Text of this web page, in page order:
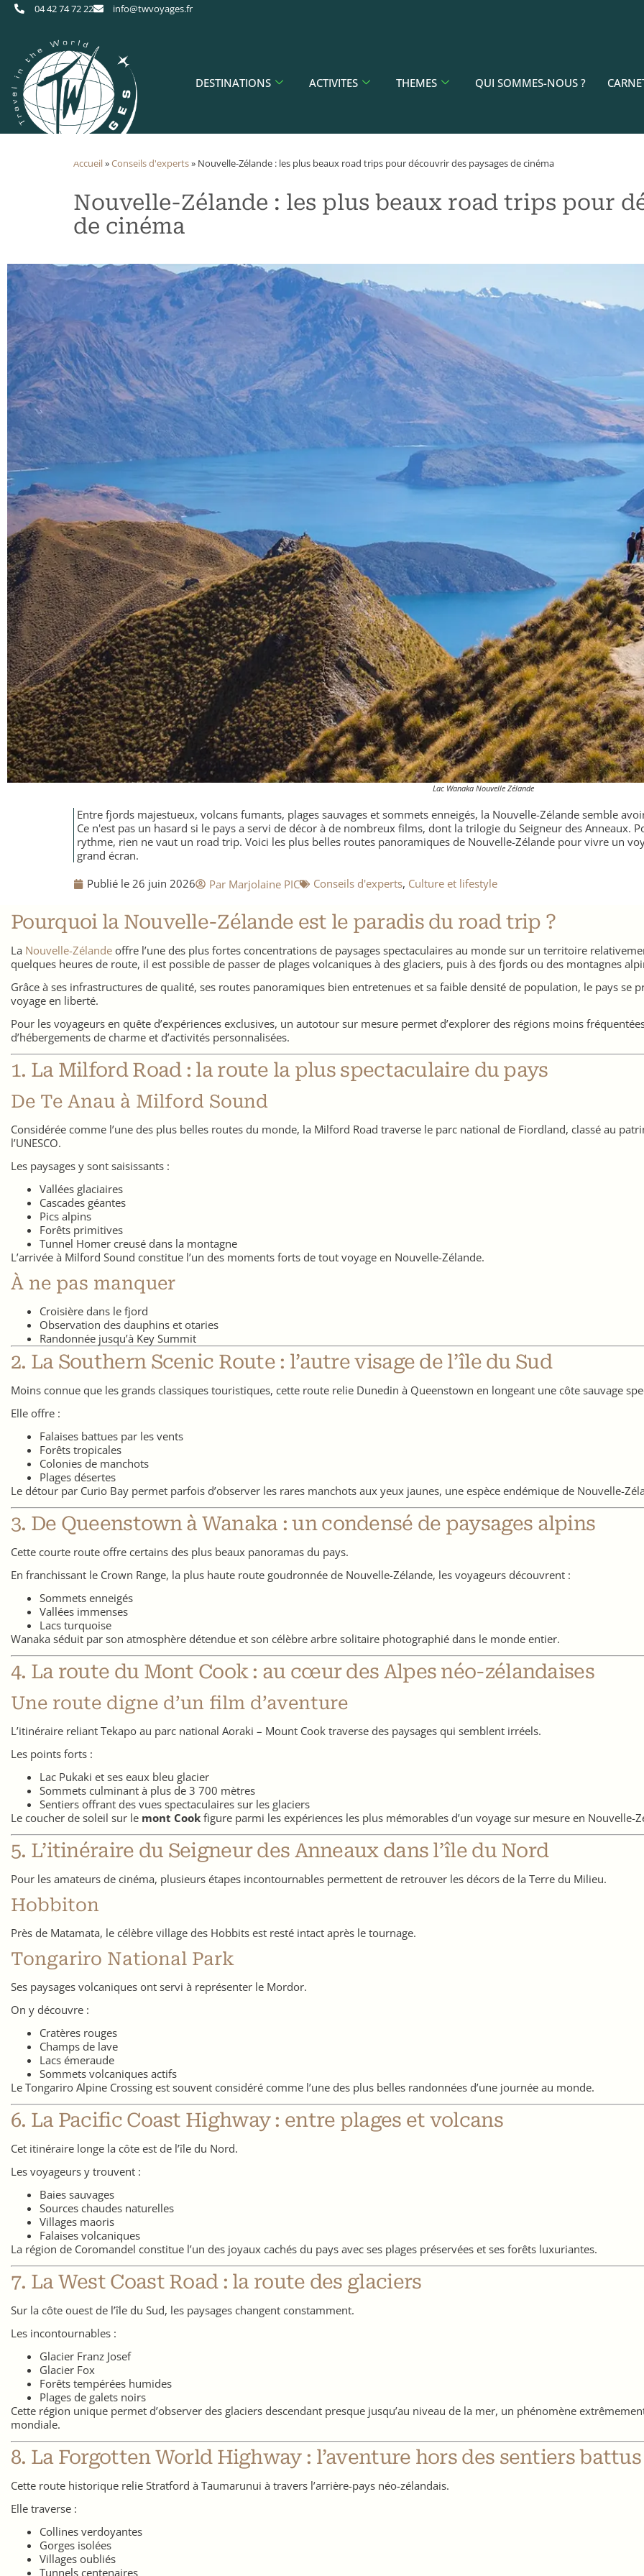
04 42 74 72 22 info@twvoyages.fr
DESTINATIONS ACTIVITES THEMES QUI SOMMES-NOUS ?
Accueil»​Conseils d'experts» Nouvelle-Zélande : les plus beaux road trips pour découvrir des paysages de cinéma
Nouvelle-Zélande : les plus beaux road trips pour
de cinéma
Lac Wanaka Nouvelle Zélande
Entre fjords majestueux, volcans fumants, plages sauvages et sommets enneigés, la Nouvelle-Zélande semble
Ce n'est pas un hasard si le pays a servi de décor à de nombreux films, dont la trilogie du Seigneur des Anneaux.
rythme, rien ne vaut un road trip. Voici les plus belles routes panoramiques de Nouvelle-Zélande pour vivre un
grand écran.
Publié le 26 juin 2026 Par Marjolaine PIC ​Conseils d'experts, ​Culture et lifestyle
Pourquoi la Nouvelle-Zélande est le paradis du road trip ?
La Nouvelle-Zélande offre l’une des plus fortes concentrations de paysages spectaculaires au monde sur un territoire
quelques heures de route, il est possible de passer de plages volcaniques à des glaciers, puis à des fjords ou des montagnes
Grâce à ses infrastructures de qualité, ses routes panoramiques bien entretenues et sa faible densité de population, le pays se
voyage en liberté.
Pour les voyageurs en quête d’expériences exclusives, un autotour sur mesure permet d’explorer des régions moins
d’hébergements de charme et d’activités personnalisées.
1. La Milford Road : la route la plus spectaculaire du pays
De Te Anau à Milford Sound
Considérée comme l’une des plus belles routes du monde, la Milford Road traverse le parc national de Fiordland, classé au
l’UNESCO.
Les paysages y sont saisissants :
Vallées glaciaires
Cascades géantes
Pics alpins
Forêts primitives
Tunnel Homer creusé dans la montagne
L’arrivée à Milford Sound constitue l’un des moments forts de tout voyage en Nouvelle-Zélande.
À ne pas manquer
Croisière dans le fjord
Observation des dauphins et otaries
Randonnée jusqu’à Key Summit
2. La Southern Scenic Route : l’autre visage de l’île du Sud
Moins connue que les grands classiques touristiques, cette route relie Dunedin à Queenstown en longeant une côte sauvage
Elle offre :
Falaises battues par les vents
Forêts tropicales
Colonies de manchots
Plages désertes
Le détour par Curio Bay permet parfois d’observer les rares manchots aux yeux jaunes, une espèce endémique de Nouvelle-
3. De Queenstown à Wanaka : un condensé de paysages alpins
Cette courte route offre certains des plus beaux panoramas du pays.
En franchissant le Crown Range, la plus haute route goudronnée de Nouvelle-Zélande, les voyageurs découvrent :
Sommets enneigés
Vallées immenses
Lacs turquoise
Wanaka séduit par son atmosphère détendue et son célèbre arbre solitaire photographié dans le monde entier.
4. La route du Mont Cook : au cœur des Alpes néo-zélandaises
Une route digne d’un film d’aventure
L’itinéraire reliant Tekapo au parc national Aoraki – Mount Cook traverse des paysages qui semblent irréels.
Les points forts :
Lac Pukaki et ses eaux bleu glacier
Sommets culminant à plus de 3 700 mètres
Sentiers offrant des vues spectaculaires sur les glaciers
Le coucher de soleil sur le mont Cook figure parmi les expériences les plus mémorables d’un voyage sur mesure en Nouvelle-
5. L’itinéraire du Seigneur des Anneaux dans l’île du Nord
Pour les amateurs de cinéma, plusieurs étapes incontournables permettent de retrouver les décors de la Terre du Milieu.
Hobbiton
Près de Matamata, le célèbre village des Hobbits est resté intact après le tournage.
Tongariro National Park
Ses paysages volcaniques ont servi à représenter le Mordor.
On y découvre :
Cratères rouges
Champs de lave
Lacs émeraude
Sommets volcaniques actifs
Le Tongariro Alpine Crossing est souvent considéré comme l’une des plus belles randonnées d’une journée au monde.
6. La Pacific Coast Highway : entre plages et volcans
Cet itinéraire longe la côte est de l’île du Nord.
Les voyageurs y trouvent :
Baies sauvages
Sources chaudes naturelles
Villages maoris
Falaises volcaniques
La région de Coromandel constitue l’un des joyaux cachés du pays avec ses plages préservées et ses forêts luxuriantes.
7. La West Coast Road : la route des glaciers
Sur la côte ouest de l’île du Sud, les paysages changent constamment.
Les incontournables :
Glacier Franz Josef
Glacier Fox
Forêts tempérées humides
Plages de galets noirs
Cette région unique permet d’observer des glaciers descendant presque jusqu’au niveau de la mer, un phénomène
mondiale.
8. La Forgotten World Highway : l’aventure hors des sentiers battus
Cette route historique relie Stratford à Taumarunui à travers l’arrière-pays néo-zélandais.
Elle traverse :
Collines verdoyantes
Gorges isolées
Villages oubliés
Tunnels centenaires